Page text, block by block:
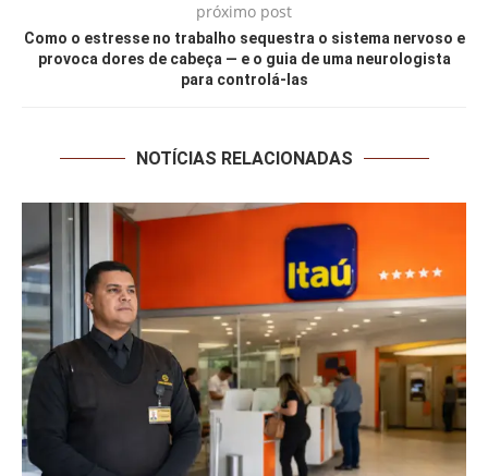
próximo post
Como o estresse no trabalho sequestra o sistema nervoso e
provoca dores de cabeça — e o guia de uma neurologista
para controlá-las
NOTÍCIAS RELACIONADAS